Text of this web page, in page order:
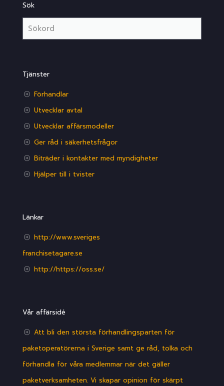
Sök
Tjänster
Förhandlar
Utvecklar avtal
Utvecklar affärsmodeller
Ger råd i säkerhetsfrågor
Biträder i kontakter med myndigheter
Hjälper till i tvister
Länkar
http://www.sveriges
franchisetagare.se
http://https://oss.se/
Vår affärsidé
Att bli den största förhandlingsparten för
paketoperatörerna i Sverige samt ge råd, tolka och
förhandla för våra medlemmar när det gäller
paketverksamheten. Vi skapar opinion för skärpt